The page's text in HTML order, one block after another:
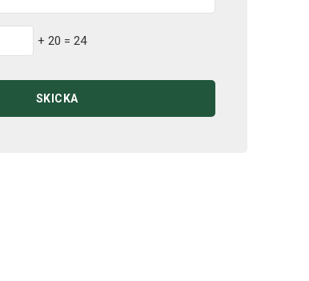
+ 20 = 24
SKICKA